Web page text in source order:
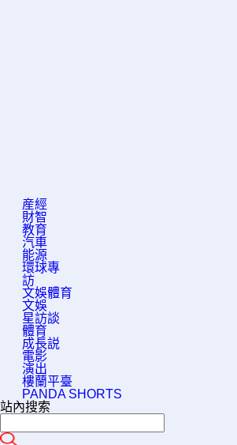
産經
財智
教育
汽車
能源
環球專
訪
文娛體育
文娛
星訪談
體育
成長説
電影
演出
樓蘭平臺
PANDA SHORTS
站內搜索